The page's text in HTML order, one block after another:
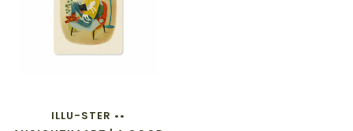
ILLU-STER ••